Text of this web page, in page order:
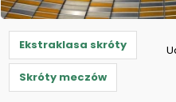
Ekstraklasa skróty
Skróty meczów